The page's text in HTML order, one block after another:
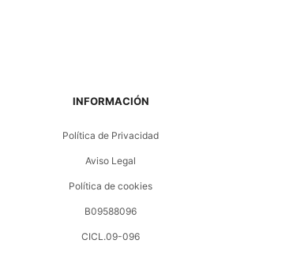
INFORMACIÓN
Política de Privacidad
Aviso Legal
Política de cookies
B09588096
CICL.09-096